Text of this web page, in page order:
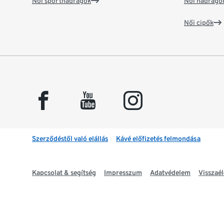
Női cipők
facebook youtube instagram
Szerződéstől való elállás Kávé előfizetés felmondása
Kapcsolat & segítség Impresszum Adatvédelem